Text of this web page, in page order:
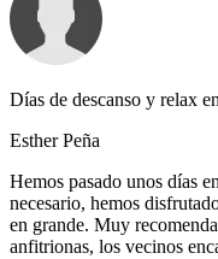
Días de descanso y relax
Esther Peña
Hemos pasado unos días
necesario, hemos
en grande. Muy
anfitrionas, los vecinos